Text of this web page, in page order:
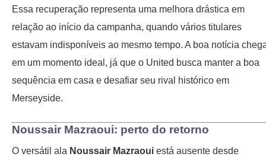
Essa recuperação representa uma melhora drástica em
relação ao início da campanha, quando vários titulares
estavam indisponíveis ao mesmo tempo. A boa notícia
em um momento ideal, já que o United busca manter a boa
sequência em casa e desafiar seu rival histórico em
Merseyside.
Noussair Mazraoui: perto do retorno
O versátil ala Noussair Mazraoui está ausente desde